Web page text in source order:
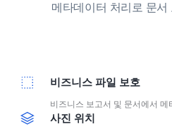
메타데이터 처리로 문서
비즈니스 파일 보호
비즈니스 보고서 및 문서에서
사진 위치